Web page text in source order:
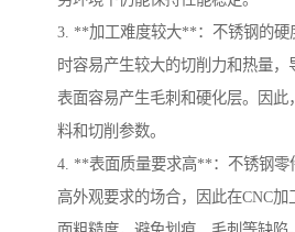
3. **加工难度较大**：不锈钢的硬
时容易产生较大的切削力和热量，
表面容易产生毛刺和硬化层。因此
料和切削参数。
4. **表面质量要求高**：不锈钢零
高外观要求的场合，因此在CNC